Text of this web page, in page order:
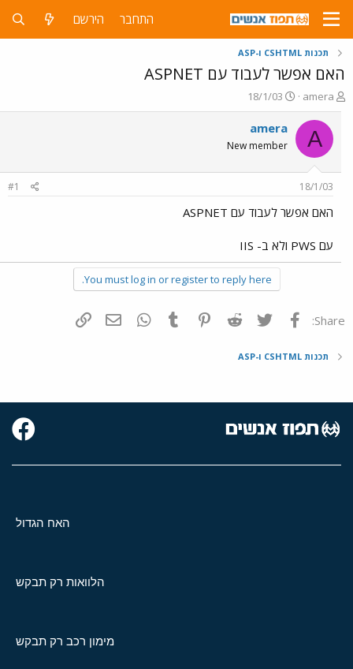
התחבר הירשם
תכנות CSHTML ו-ASP
האם אפשר לעבוד עם ASPNET
פ
ו
ת
ח
ה
ש
א
amera
פ
ו
ר
ם
ר
ך
18/1/03
A
amera
New member
18/1/03
#1
האם אפשר לעבוד עם ASPNET
עם PWS ולא ב- IIS
You must log in or register to reply here.
Share: פייסבוק Twitter
Reddit
Pinterest
Tumblr
WhatsAppדואר אלקטרוני
תכנות CSHTML ו-ASP
האח הגדול
הלוואות רק תבקש
מימון רכב רק תבקש